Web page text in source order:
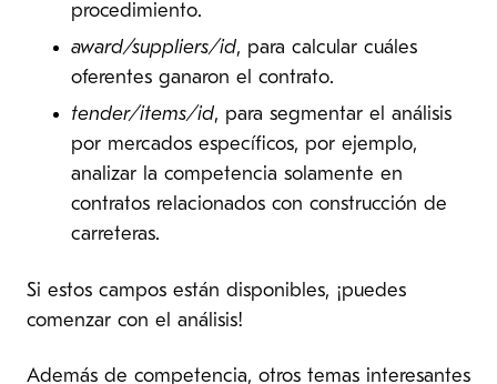
procedimiento.
award/suppliers/id, para calcular cuáles
oferentes ganaron el contrato.
tender/items/id, para segmentar el análisis
por mercados específicos, por ejemplo,
analizar la competencia solamente en
contratos relacionados con construcción de
carreteras.
Si estos campos están disponibles, ¡puedes
comenzar con el análisis!
Además de competencia, otros temas interesantes